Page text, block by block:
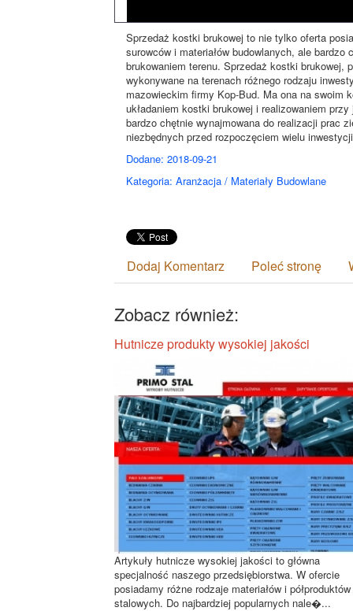
Sprzedaż kostki brukowej to nie tylko oferta
surowców i materiałów budowlanych, ale
brukowaniem terenu. Sprzedaż kostki brukowej,
wykonywane na terenach różnego rodzaju
mazowieckim firmy Kop-Bud. Ma ona na swoim
układaniem kostki brukowej i realizowaniem
bardzo chętnie wynajmowana do realizacji prac
niezbędnych przed rozpoczęciem wielu
Dodane: 2018-09-21
Kategoria: Aranżacja / Materiały Budowlane
Dodaj Komentarz Poleć stronę
Zobacz również:
Hutnicze produkty wysokiej jakości
Artykuły hutnicze wysokiej jakości to główna
specjalność naszego przedsiębiorstwa. W ofercie
posiadamy różne rodzaje materiałów i półproduktów
stalowych. Do najbardziej popularnych nale�...